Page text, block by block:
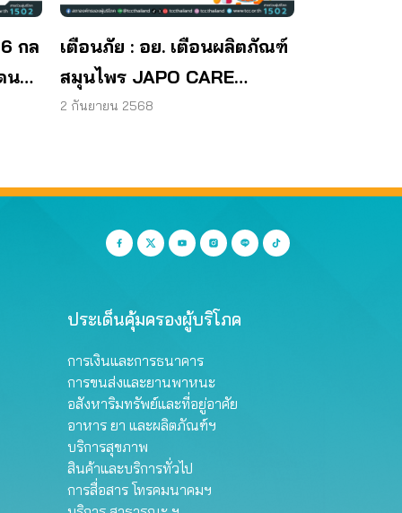
กล
น
เตือนภัย : อย. เตือนผลิตภัณฑ์
สมุนไพร JAPO CARE
โฆษณาสรรพคุณเกินจริง
2 กันยายน 2568
ประเด็นคุ้มครองผู้บริโภค
การเงินและการธนาคาร
การขนส่งและยานพาหนะ
อสังหาริมทรัพย์และที่อยู่อาศัย
อาหาร ยา และผลิตภัณฑ์ฯ
บริการสุขภาพ
สินค้าและบริการทั่วไป
การสื่อสาร โทรคมนาคมฯ